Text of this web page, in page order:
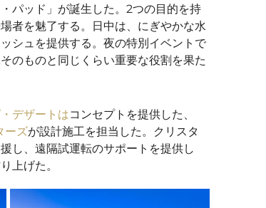
パッド 」が誕生した。2つの目的を持
者を魅了する。日中は、にぎやかな水
シュを提供する。夜の特別イベントで
のものと同じくらい重要な役割を果た
デザートはコンセプトを提供した、
ーズが設計施工を担当した。
クリスタ
し、遠隔試運転のサポートを提供し
上げた。